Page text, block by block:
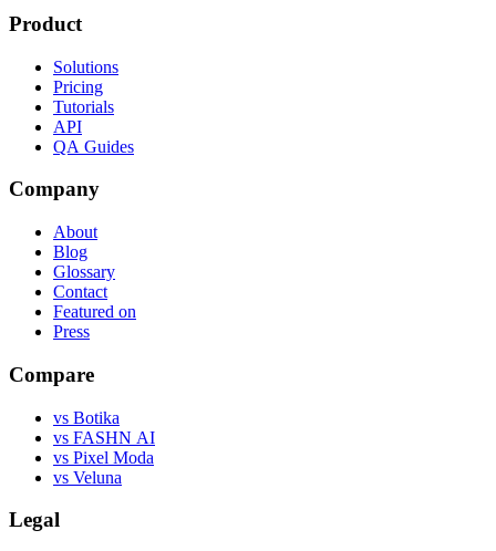
Product
Solutions
Pricing
Tutorials
API
QA Guides
Company
About
Blog
Glossary
Contact
Featured on
Press
Compare
vs Botika
vs FASHN AI
vs Pixel Moda
vs Veluna
Legal